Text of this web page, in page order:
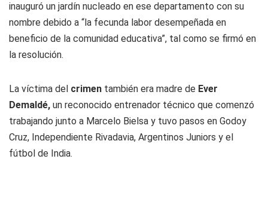
inauguró un jardín nucleado en ese departamento con su
nombre debido a “la fecunda labor desempeñada en
beneficio de la comunidad educativa”, tal como se firmó en
la resolución.
La víctima del crimen también era madre de Ever
Demaldé, un reconocido entrenador técnico que comenzó
trabajando junto a Marcelo Bielsa y tuvo pasos en Godoy
Cruz, Independiente Rivadavia, Argentinos Juniors y el
fútbol de India.